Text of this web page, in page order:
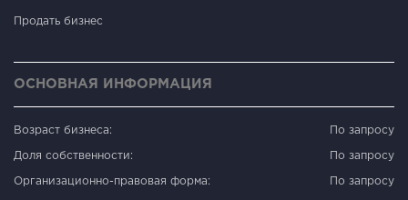
Продать бизнес
ОСНОВНАЯ ИНФОРМАЦИЯ
Возраст бизнеса: По запросу
Доля собственности: По запросу
Организационно-правовая форма: По запросу